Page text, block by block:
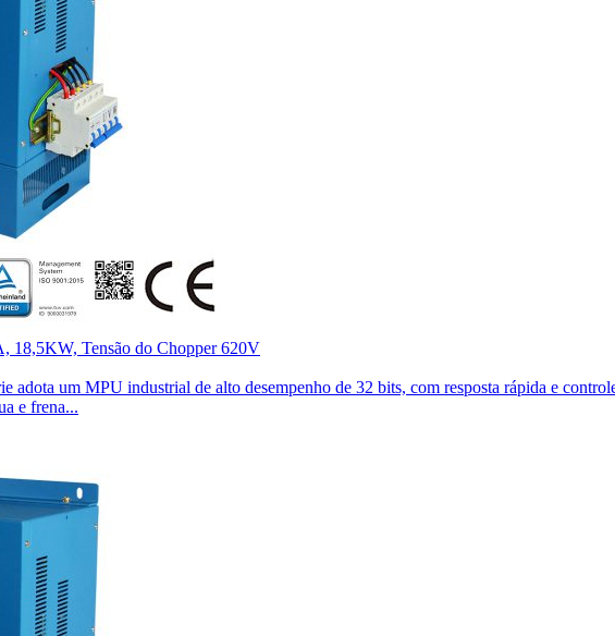
18,5KW, Tensão do Chopper 620V
adota um MPU industrial de alto desempenho de 32 bits, com resposta rápida e
e frena...